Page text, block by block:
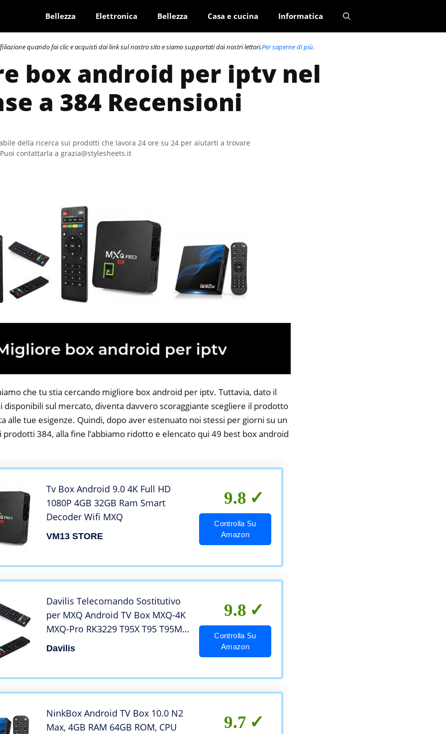
Bellezza Elettronica Bellezza Casa e cucina Informatica
quando fai clic e acquisti dai link sul nostro sito e siamo supportati dai nostri lettori.Per saperne di più.
box android per iptv nel
a 384 Recensioni
della ricerca sui prodotti che lavora 24 ore su 24 per aiutarti a trovare
contattarla a grazia@stylesheets.it
che tu stia cercando migliore box android per iptv. Tuttavia, dato il
disponibili sul mercato, diventa davvero scoraggiante scegliere il prodotto
alle tue esigenze. Quindi, dopo aver estenuato noi stessi per giorni su un
384, alla fine l’abbiamo ridotto e elencato qui 49 best box android
Tv Box Android 9.0 4K Full HD
1080P 4GB 32GB Ram Smart
Decoder Wifi MXQ
VM13 STORE
9.8
Controlla Su
Amazon
Davilis Telecomando Sostitutivo
per MXQ Android TV Box MXQ-4K
MXQ-Pro RK3229 T95X T95 T95M
T95N T95-S1 T95-S2 H96 H96-Pro+
Davilis
9.8
Controlla Su
Amazon
NinkBox Android TV Box 10.0 N2
Max, 4GB RAM 64GB ROM, CPU
9.7